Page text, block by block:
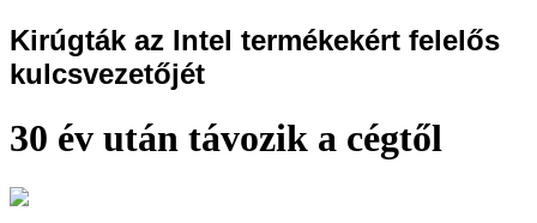
Kirúgták az Intel termékekért felelős
kulcsvezetőjét
30 év után távozik a cégtől